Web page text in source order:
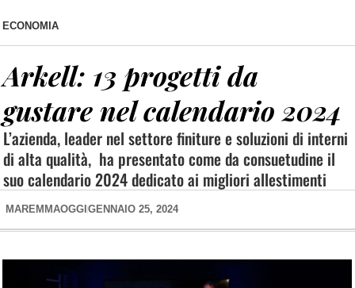
ECONOMIA
Arkell: 13 progetti da
gustare nel calendario 2024
L’azienda, leader nel settore finiture e soluzioni di interni
di alta qualità, ha presentato come da consuetudine il
suo calendario 2024 dedicato ai migliori allestimenti
MAREMMAOGGI GENNAIO 25, 2024